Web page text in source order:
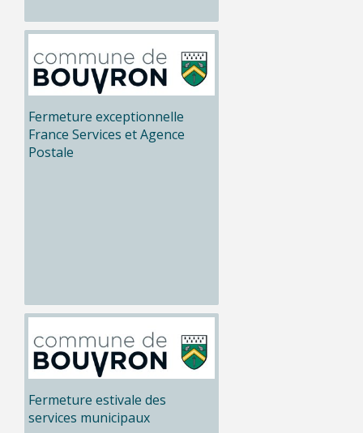
Fermeture exceptionnelle
France Services et Agence
Postale
Fermeture estivale des
services municipaux